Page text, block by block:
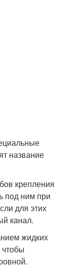
название
крепления
под ним при
для этих
канал.
жидких
чтобы